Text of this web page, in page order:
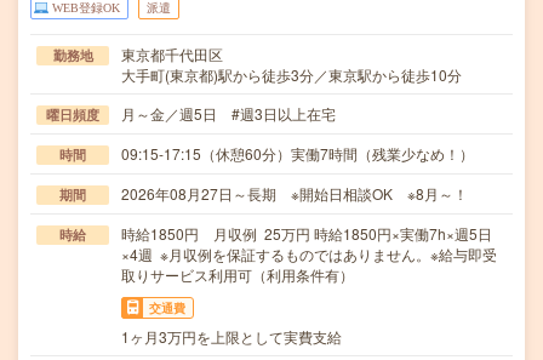
WEB登録OK 派遣
勤務地
東京都千代田区
大手町(東京都)駅から徒歩3分／東京駅から徒歩10分
曜日頻度 月～金／週5日 #週3日以上在宅
時間 09:15-17:15（休憩60分）実働7時間（残業少なめ！）
期間 2026年08月27日～長期 ※開始日相談OK ※8月～！
時給
時給1850円 月収例 25万円 時給1850円×実働7h×週5日
×4週 ※月収例を保証するものではありません。※給与即受
取りサービス利用可（利用条件有）
交通費
1ヶ月3万円を上限として実費支給